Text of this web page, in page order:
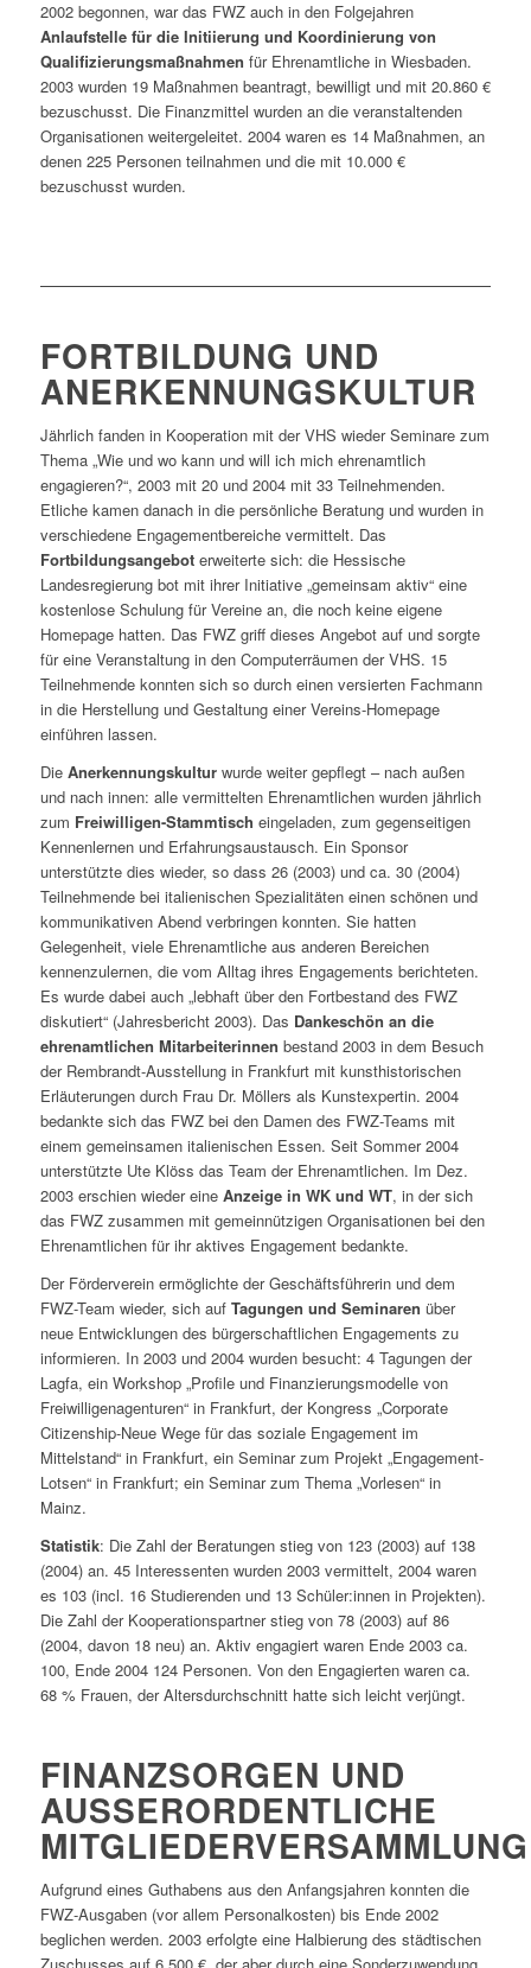
2002 begonnen, war das FWZ auch in den Folgejahren
Anlaufstelle für die Initiierung und Koordinierung von
Qualifizierungsmaßnahmen für Ehrenamtliche in Wiesbaden.
2003 wurden 19 Maßnahmen beantragt, bewilligt und mit 20.860 €
bezuschusst. Die Finanzmittel wurden an die veranstaltenden
Organisationen weitergeleitet. 2004 waren es 14 Maßnahmen, an
denen 225 Personen teilnahmen und die mit 10.000 €
bezuschusst wurden.
FORTBILDUNG UND
ANERKENNUNGSKULTUR
Jährlich fanden in Kooperation mit der VHS wieder Seminare zum
Thema „Wie und wo kann und will ich mich ehrenamtlich
engagieren?“, 2003 mit 20 und 2004 mit 33 Teilnehmenden.
Etliche kamen danach in die persönliche Beratung und wurden in
verschiedene Engagementbereiche vermittelt. Das
Fortbildungsangebot erweiterte sich: die Hessische
Landesregierung bot mit ihrer Initiative „gemeinsam aktiv“ eine
kostenlose Schulung für Vereine an, die noch keine eigene
Homepage hatten. Das FWZ griff dieses Angebot auf und sorgte
für eine Veranstaltung in den Computerräumen der VHS. 15
Teilnehmende konnten sich so durch einen versierten Fachmann
in die Herstellung und Gestaltung einer Vereins-Homepage
einführen lassen.
Die Anerkennungskulturwurde weiter gepflegt – nach außen
und nach innen: alle vermittelten Ehrenamtlichen wurden jährlich
zum Freiwilligen-Stammtisch eingeladen, zum gegenseitigen
Kennenlernen und Erfahrungsaustausch. Ein Sponsor
unterstützte dies wieder, so dass 26 (2003) und ca. 30 (2004)
Teilnehmende bei italienischen Spezialitäten einen schönen und
kommunikativen Abend verbringen konnten. Sie hatten
Gelegenheit, viele Ehrenamtliche aus anderen Bereichen
kennenzulernen, die vom Alltag ihres Engagements berichteten.
Es wurde dabei auch „lebhaft über den Fortbestand des FWZ
diskutiert“ (Jahresbericht 2003). Das Dankeschön an die
ehrenamtlichen Mitarbeiterinnen bestand 2003 in dem Besuch
der Rembrandt-Ausstellung in Frankfurt mit kunsthistorischen
Erläuterungen durch Frau Dr. Möllers als Kunstexpertin. 2004
bedankte sich das FWZ bei den Damen des FWZ-Teams mit
einem gemeinsamen italienischen Essen. Seit Sommer 2004
unterstützte Ute Klöss das Team der Ehrenamtlichen. Im Dez.
2003 erschien wieder eine Anzeige in WK und WT, in der sich
das FWZ zusammen mit gemeinnützigen Organisationen bei den
Ehrenamtlichen für ihr aktives Engagement bedankte.
Der Förderverein ermöglichte der Geschäftsführerin und dem
FWZ-Team wieder, sich auf Tagungen und Seminaren über
neue Entwicklungen des bürgerschaftlichen Engagements zu
informieren. In 2003 und 2004 wurden besucht: 4 Tagungen der
Lagfa, ein Workshop „Profile und Finanzierungsmodelle von
Freiwilligenagenturen“ in Frankfurt, der Kongress „Corporate
Citizenship-Neue Wege für das soziale Engagement im
Mittelstand“ in Frankfurt, ein Seminar zum Projekt „Engagement-
Lotsen“ in Frankfurt; ein Seminar zum Thema „Vorlesen“ in
Mainz.
Statistik: Die Zahl der Beratungen stieg von 123 (2003) auf 138
(2004) an. 45 Interessenten wurden 2003 vermittelt, 2004 waren
es 103 (incl. 16 Studierenden und 13 Schüler:innen in Projekten).
Die Zahl der Kooperationspartner stieg von 78 (2003) auf 86
(2004, davon 18 neu) an. Aktiv engagiert waren Ende 2003 ca.
100, Ende 2004 124 Personen. Von den Engagierten waren ca.
68 % Frauen, der Altersdurchschnitt hatte sich leicht verjüngt.
FINANZSORGEN UND
AUSSERORDENTLICHE M
ITGLIEDERVERSAMMLUNG
Aufgrund eines Guthabens aus den Anfangsjahren konnten die
FWZ-Ausgaben (vor allem Personalkosten) bis Ende 2002
beglichen werden. 2003 erfolgte eine Halbierung des städtischen